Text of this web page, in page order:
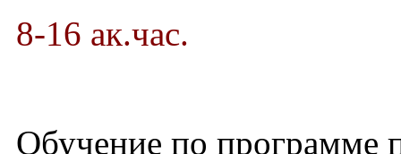
8-16 ак.час.
Обучение по программе